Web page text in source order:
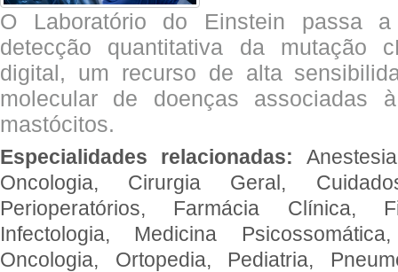
O Laboratório do Einstein passa
detecção quantitativa da mutação
digital, um recurso de alta
molecular de doenças associadas
mastócitos.
Especialidades relacionadas:
Oncologia, Cirurgia Geral,
Perioperatórios, Farmácia Clínica,
Infectologia, Medicina
Oncologia, Ortopedia, Pediatria,